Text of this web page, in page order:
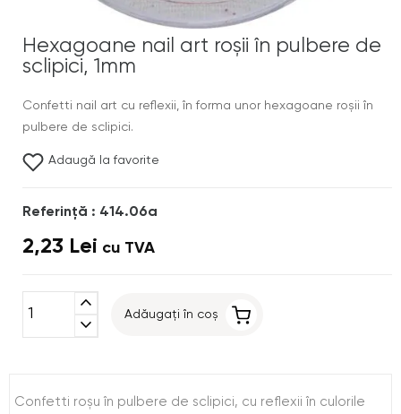
Hexagoane nail art roşii în pulbere de
sclipici, 1mm
Confetti nail art cu reflexii, în forma unor hexagoane roşii în
pulbere de sclipici.
Adaugă la favorite
Referinţă : 414.06a
2,23 Lei cu TVA
expand_less
expand_more
Adăugați în coș
Confetti roşu în pulbere de sclipici, cu reflexii în culorile